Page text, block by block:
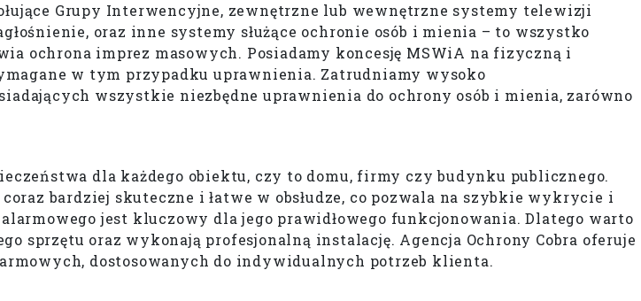
Grupy Interwencyjne, zewnętrzne lub wewnętrzne systemy telewizji
oraz inne systemy służące ochronie osób i mienia – to wszystko
ochrona imprez masowych. Posiadamy koncesję MSWiA na fizyczną i
w tym przypadku uprawnienia. Zatrudniamy wysoko
wszystkie niezbędne uprawnienia do ochrony osób i mienia, zarówno
dla każdego obiektu, czy to domu, firmy czy budynku publicznego.
bardziej skuteczne i łatwe w obsłudze, co pozwala na szybkie wykrycie i
jest kluczowy dla jego prawidłowego funkcjonowania. Dlatego warto
sprzętu oraz wykonają profesjonalną instalację. Agencja Ochrony Cobra oferuje
dostosowanych do indywidualnych potrzeb klienta.